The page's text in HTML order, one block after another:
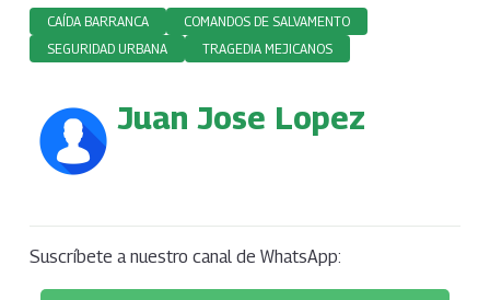
CAÍDA BARRANCA
COMANDOS DE SALVAMENTO
SEGURIDAD URBANA
TRAGEDIA MEJICANOS
Juan Jose Lopez
Suscríbete a nuestro canal de WhatsApp: